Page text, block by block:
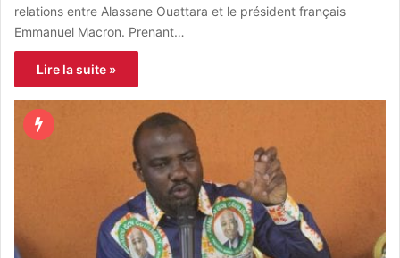
relations entre Alassane Ouattara et le président français
Emmanuel Macron. Prenant…
Lire la suite »